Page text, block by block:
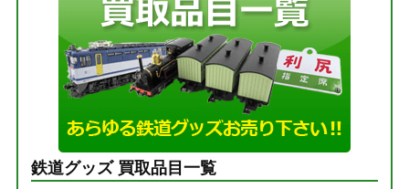
鉄道グッズ 買取品目一覧